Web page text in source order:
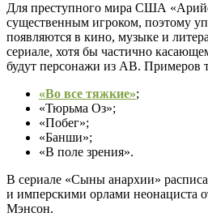
Для преступного мира США
существенным игроком, поэтому
появляются в кино, музыке и
сериале, хотя бы частично
будут персонажи из AB. Примеров
«Во все тяжкие»;
«Тюрьма Оз»;
«Побег»;
«Банши»;
«В поле зрения».
В сериале «Сыны анархии»
и имперскими орлами неонациста
Мэнсон.